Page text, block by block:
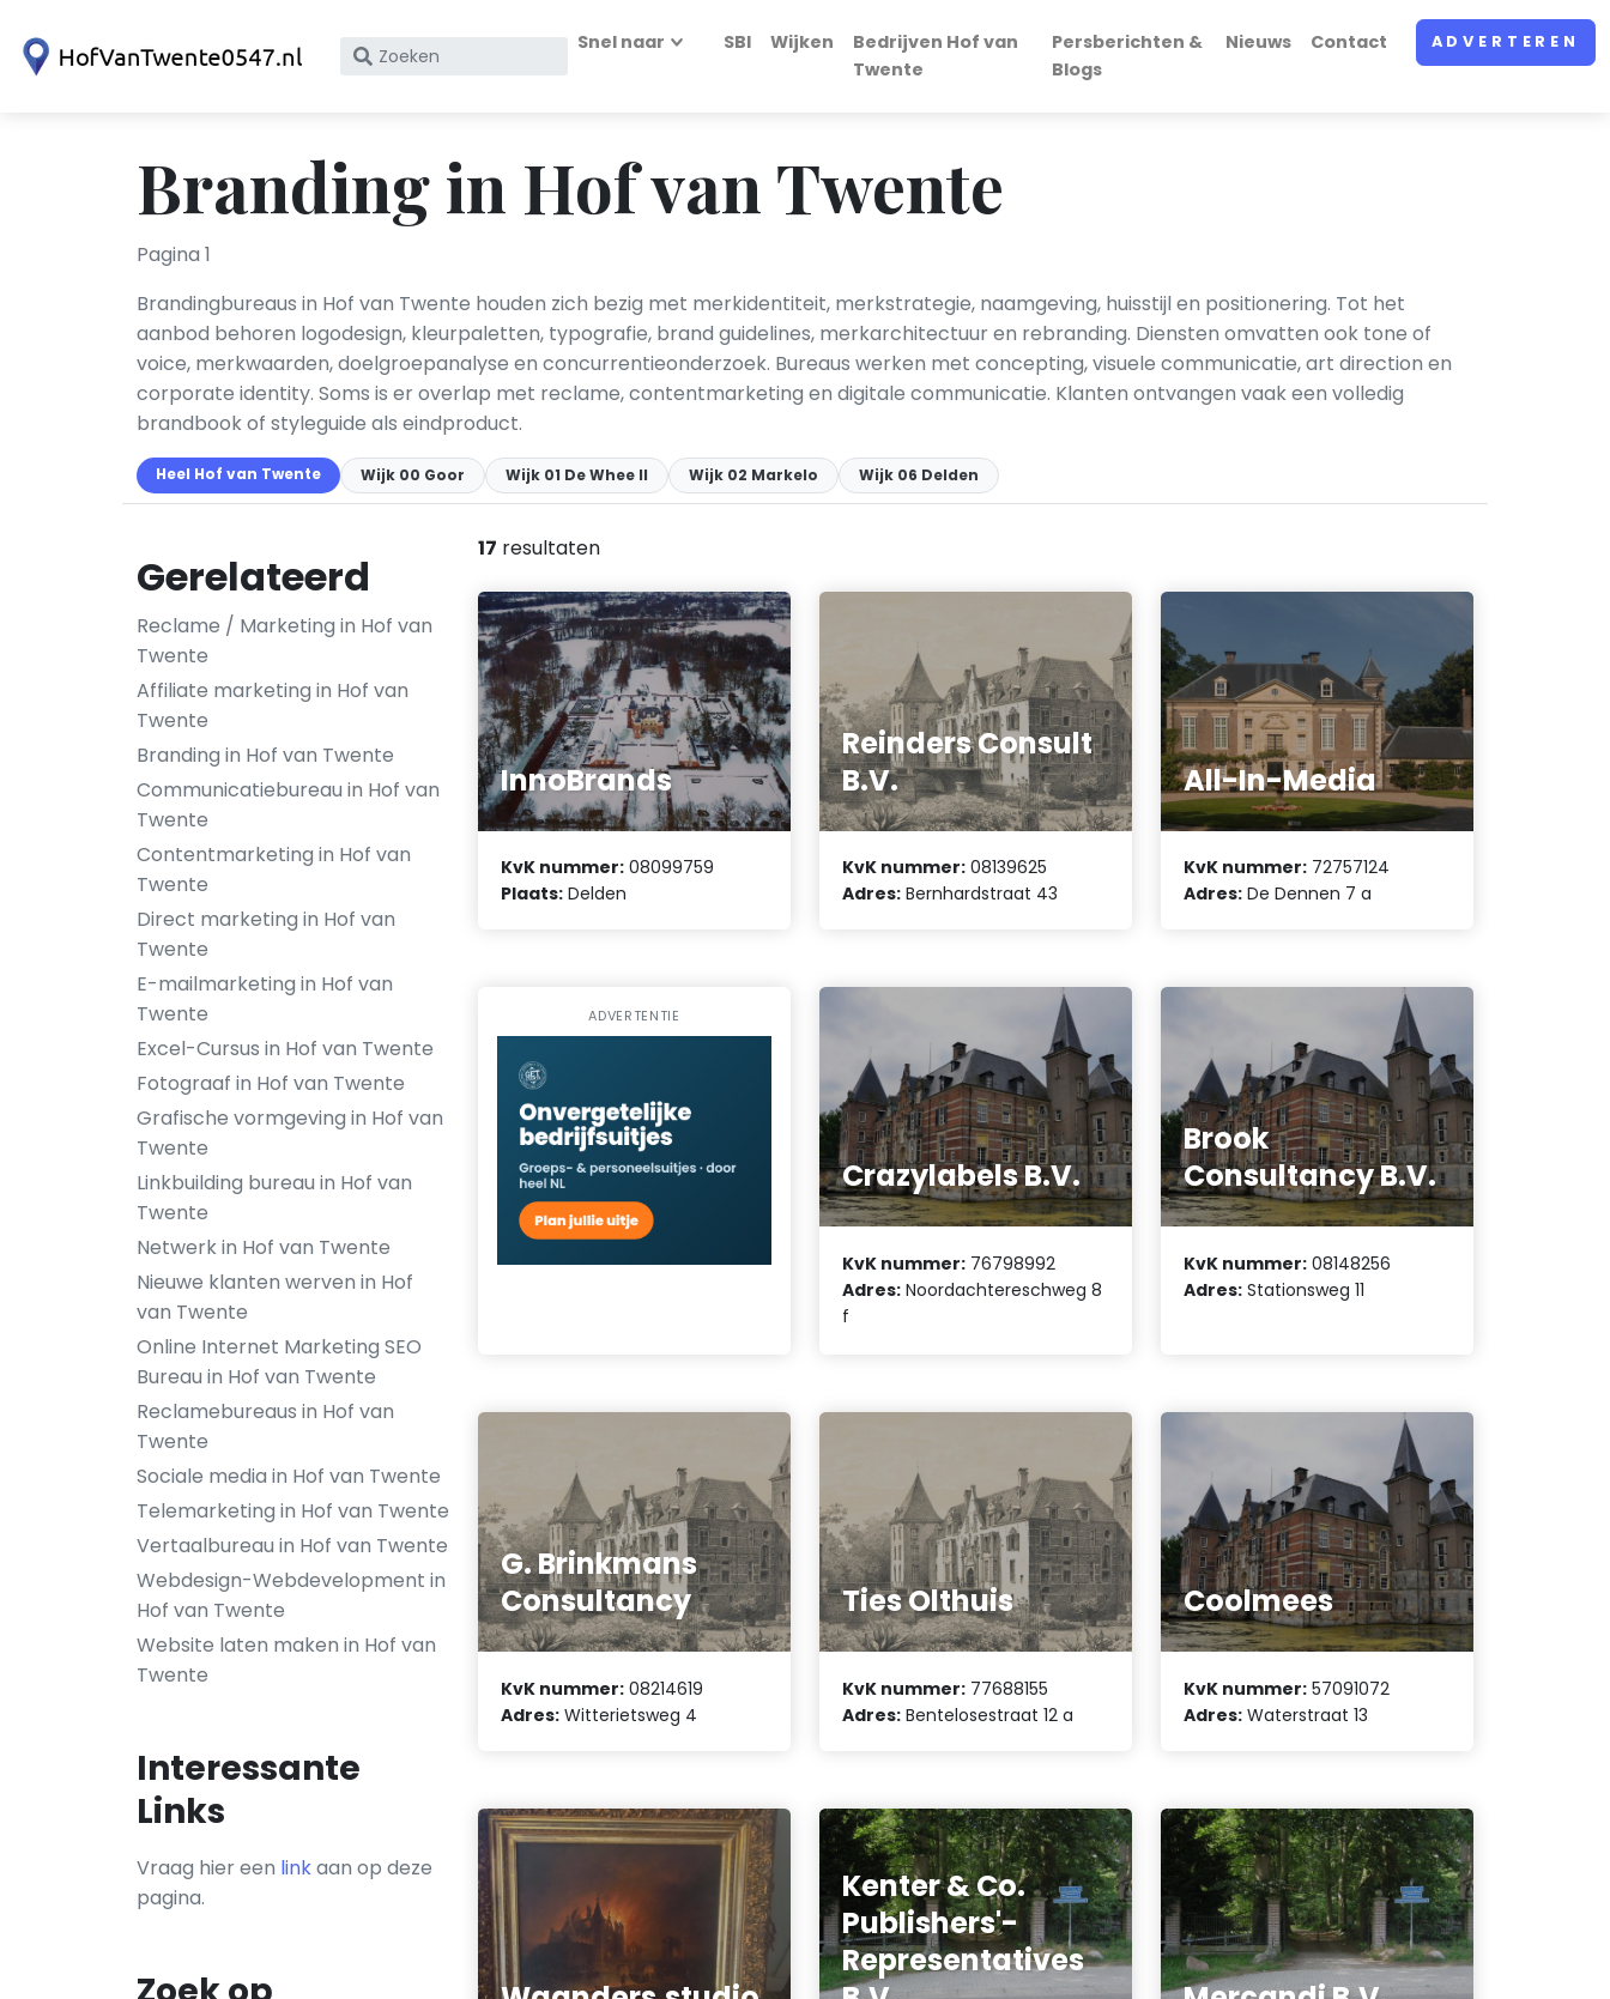
Zoek
KvK
nummer
Snel naar SBI Wijken
Bedrijven Hof van
Twente
Persberichten &
Blogs
Nieuws Contact ADVERTEREN
Branding in Hof van Twente
Pagina 1
Brandingbureaus in Hof van Twente houden zich bezig met merkidentiteit, merkstrategie, naamgeving, huisstijl en positionering. Tot het
aanbod behoren logodesign, kleurpaletten, typografie, brand guidelines, merkarchitectuur en rebranding. Diensten omvatten ook tone of
voice, merkwaarden, doelgroepanalyse en concurrentieonderzoek. Bureaus werken met concepting, visuele communicatie, art direction en
corporate identity. Soms is er overlap met reclame, contentmarketing en digitale communicatie. Klanten ontvangen vaak een volledig
brandbook of styleguide als eindproduct.
Heel Hof van Twente Wijk 00 Goor Wijk 01 De Whee II Wijk 02 Markelo Wijk 06 Delden
Gerelateerd
Reclame / Marketing in Hof van
Twente
Affiliate marketing in Hof van
Twente
Branding in Hof van Twente
Communicatiebureau in Hof van
Twente
Contentmarketing in Hof van
Twente
Direct marketing in Hof van
Twente
E-mailmarketing in Hof van
Twente
Excel-Cursus in Hof van Twente
Fotograaf in Hof van Twente
Grafische vormgeving in Hof van
Twente
Linkbuilding bureau in Hof van
Twente
Netwerk in Hof van Twente
Nieuwe klanten werven in Hof
van Twente
Online Internet Marketing SEO
Bureau in Hof van Twente
Reclamebureaus in Hof van
Twente
Sociale media in Hof van Twente
Telemarketing in Hof van Twente
Vertaalbureau in Hof van Twente
Webdesign-Webdevelopment in
Hof van Twente
Website laten maken in Hof van
Twente
Interessante
Links
Vraag hier een linkaan op deze
pagina.
17 resultaten
InnoBrands
KvK nummer: 08099759
Plaats: Delden
Reinders Consult
B.V.
KvK nummer: 08139625
Adres: Bernhardstraat 43
All-In-Media
KvK nummer: 72757124
Adres: De Dennen 7 a
ADVERTENTIE
Crazylabels B.V.
KvK nummer: 76798992
Adres: Noordachtereschweg 8
f
Brook
Consultancy B.V.
KvK nummer: 08148256
Adres: Stationsweg 11
G. Brinkmans
Consultancy
KvK nummer: 08214619
Adres: Witterietsweg 4
Ties Olthuis
KvK nummer: 77688155
Adres: Bentelosestraat 12 a
Coolmees
KvK nummer: 57091072
Adres: Waterstraat 13
Kenter & Co.
Publishers'-
Representatives